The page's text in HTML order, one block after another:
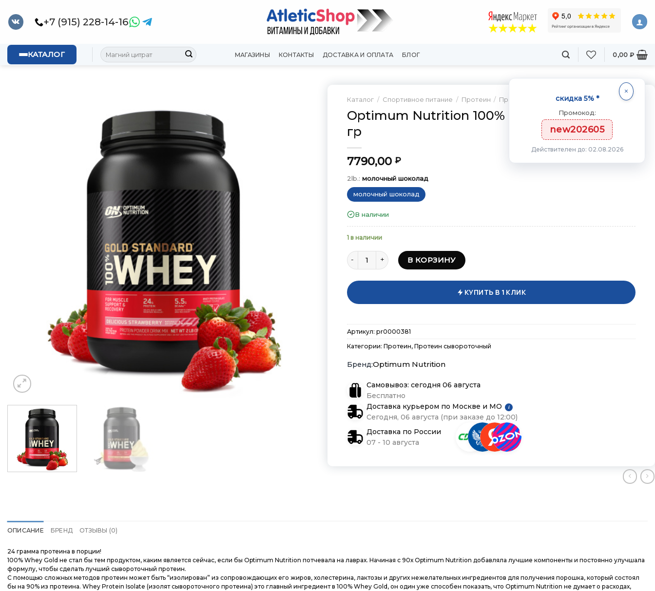
content
+7 (915) 228-14-16
КАТАЛОГ Искать:
МАГАЗИНЫ КОНТАКТЫ ДОСТАВКА И ОПЛАТА БЛОГ 0,00 ₽
Каталог / Спортивное питание / Протеин / Протеин сывороточный
Optimum Nutrition 100% Gold Standard 910
гр
7790,00 ₽
2lb.: молочный шоколад
молочный шоколад
В наличии
1 в наличии
Количество товара Optimum Nutrition 100% Gold Standard 910 гр
В КОРЗИНУ
КУПИТЬ В 1 КЛИК
Артикул: pr0000381
Категории: Протеин, Протеин сывороточный
Optimum Nutrition
Самовывоз: сегодня 06 августа
Бесплатно
Доставка курьером по Москве и МО
i
Сегодня, 06 августа (при заказе до 12:00)
Доставка по России
07 - 10 августа
ОПИСАНИЕ БРЕНД ОТЗЫВЫ (0)
24 грамма протеина в порции!
100% Whey Gold не стал бы тем продуктом, каким является сейчас, если бы Optimum Nutrition потчевала на лаврах. Начиная с 90х Optimum Nutrition добавляла лучшие компоненты и постоянно улучшала
формулу, чтобы сделать лучший сывороточный протеин.
С помощью сложных методов протеин может быть “изолирован” из сопровождающих его жиров, холестерина, лактозы и других нежелательных ингредиентов для получения порошка, который состоял
бы на 90% из протеина. Whey Protein Isolate (изолят сывороточного протеина) это главный ингредиент в 100% Whey Gold, он один уже способен показать, что Optimum Nutrition не думает о расходах,
скидка 5% *
Промокод:
new202605
Действителен до: 02.08.2026